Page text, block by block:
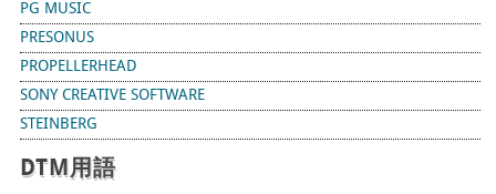
PG MUSIC
PRESONUS
PROPELLERHEAD
SONY CREATIVE SOFTWARE
STEINBERG
DTM用語